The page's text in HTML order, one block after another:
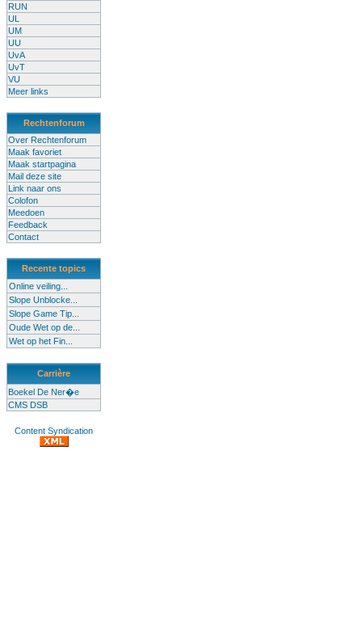
RUN
UL
UM
UU
UvA
UvT
VU
Meer links
Rechtenforum
Over Rechtenforum
Maak favoriet
Maak startpagina
Mail deze site
Link naar ons
Colofon
Meedoen
Feedback
Contact
Recente topics
Online veiling...
Slope Unblocke...
Slope Game Tip...
Oude Wet op de...
Wet op het Fin...
Carrière
Boekel De Ner�e
CMS DSB
Content Syndication